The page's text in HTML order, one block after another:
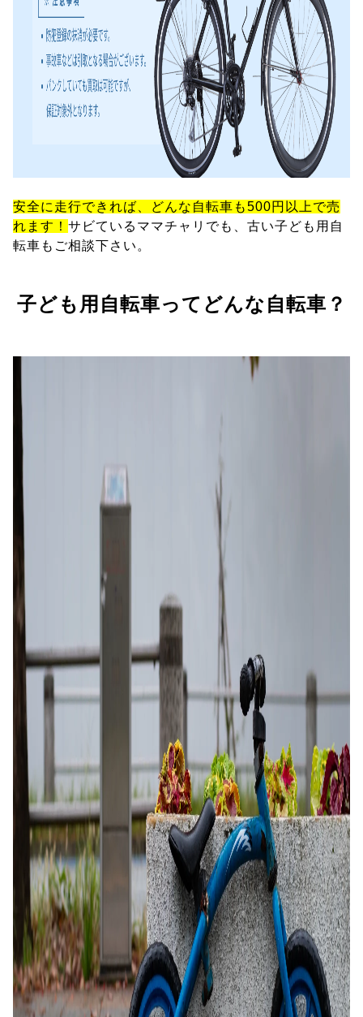
安全に走行できれば、どんな自転車も500円以上で売
れます！ サビているママチャリでも、古い子ども用自
転車もご相談下さい。
子ども用自転車ってどんな自転車？